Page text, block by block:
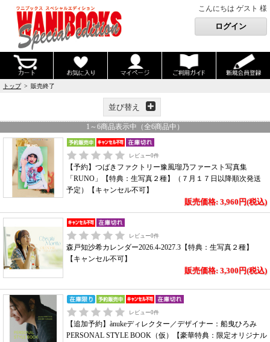
こんにちは ゲスト 様
トップ> 販売終了
並び替え
1 ～ 6商品表示中（全6商品中）
レビュー0件
【予約】つばきファクトリー豫風瑠乃ファースト写真集
「RUNO」【特典：生写真２種】（７月１７日以降順次発送
予定）【キャンセル不可】
販売価格: 3,960円(税込)
レビュー0件
森戸知沙希カレンダー2026.4-2027.3【特典：生写真２種】
【キャンセル不可】
販売価格: 3,300円(税込)
レビュー0件
【追加予約】ànukeディレクター／デザイナー：船曳ひろみ
PERSONAL STYLE BOOK（仮）【豪華特典：限定オリジナル